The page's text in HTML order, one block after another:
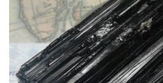
Amuletos Símbolos Celtas
Anillo Atlante
Aromaterapia